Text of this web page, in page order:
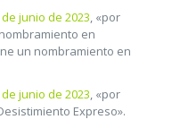
junio de 2023, «por
en
un nombramiento en
junio de 2023, «por
Expreso».